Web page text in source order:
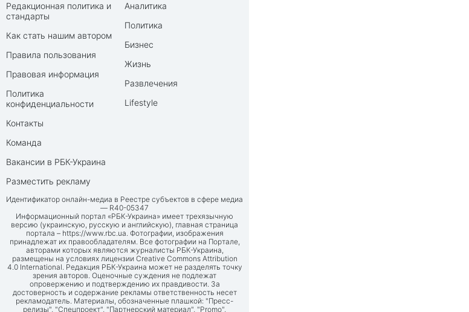
Редакционная политика и
стандарты
Как стать нашим автором
Правила пользования
Правовая информация
Политика
конфиденциальности
Контакты
Команда
Вакансии в РБК-Украина
Разместить рекламу
Аналитика
Политика
Бизнес
Жизнь
Развлечения
Lifestyle
Идентификатор онлайн-медиа в Реестре субъектов в сфере медиа
— R40-05347
Информационный портал «РБК-Украина» имеет трехязычную
версию (украинскую, русскую и английскую), главная страница
портала – https://www.rbc.ua. Фотографии, изображения
принадлежат их правообладателям. Все фотографии на Портале,
авторами которых являются журналисты РБК-Украина,
размещены на условиях лицензии Creative Commons Attribution
4.0 International. Редакция РБК-Украина может не разделять точку
зрения авторов. Оценочные суждения не подлежат
опровержению и подтверждению их правдивости. За
достоверность и содержание рекламы ответственность несет
рекламодатель. Материалы, обозначенные плашкой: "Пресс-
релизы", "Спецпроект", "Партнерский материал", "Promo",